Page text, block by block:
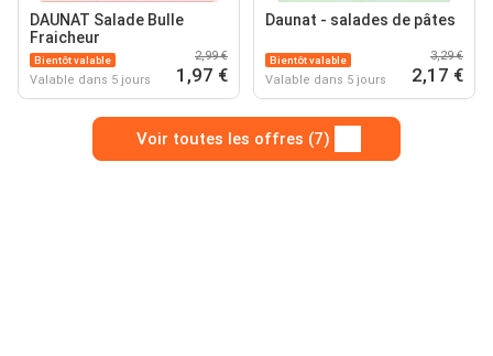
DAUNAT Salade Bulle
Fraicheur
Bientôt valable
Valable dans 5 jours
2,99 €
1,97 €
Daunat - salades de pâtes
Bientôt valable
Valable dans 5 jours
3,29 €
2,17 €
Voir toutes les offres (7)